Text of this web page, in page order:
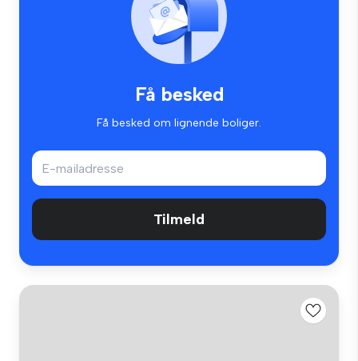
Få besked
Få besked om lignende boliger.
Tilmeld